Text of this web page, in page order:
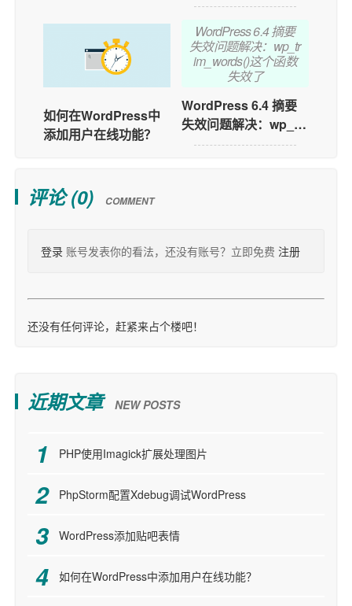
如何在WordPress中
添加用户在线功能？
描述，自动写原创文
章，并自动发布
WordPress 6.4 摘要
失效问题解决：wp_tr
im_words()这个函数
失效了
WordPress 6.4 摘要
失效问题解决：wp_tri
m_words()这个函数失
评论 (0) COMMENT
登录 账号发表你的看法，还没有账号？立即免费 注册
还没有任何评论，赶紧来占个楼吧！
近期文章 NEW POSTS
PHP使用Imagick扩展处理图片
PhpStorm配置Xdebug调试WordPress
WordPress添加贴吧表情
如何在WordPress中添加用户在线功能？